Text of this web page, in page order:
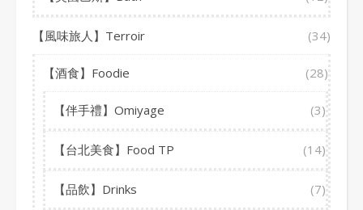
【風味旅人】Terroir (34)
【酒食】Foodie (28)
【伴手禮】Omiyage (3)
【台北美食】Food TP (14)
【品飲】Drinks (7)